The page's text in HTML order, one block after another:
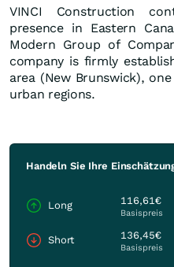
VINCI Construction
presence in Eastern
Modern Group of
company is firmly
area (New Brunswick),
urban regions.
Handeln Sie Ihre
Long 116,61€
Basispreis
Short 136,45€
Basispreis